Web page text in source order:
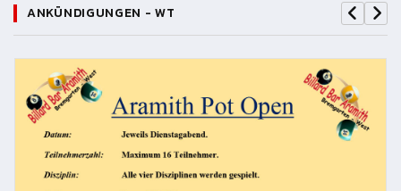
ANKÜNDIGUNGEN - WT